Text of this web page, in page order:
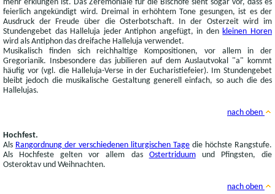
mehr erklungen ist. Das Zeremoniale für die Bischöfe sieht sogar vor, dass es
feierlich angekündigt wird. Dreimal in erhöhtem Tone gesungen, ist es der
Ausdruck der Freude über die Osterbotschaft. In der Osterzeit wird im
Stundengebet das Halleluja jeder Antiphon angefügt, in den kleinen Horen
wird als Antiphon das dreifache Halleluja verwendet.
Musikalisch finden sich reichhaltige Kompositionen, vor allem in der
Gregorianik. Insbesondere das jubilieren auf dem Auslautvokal "a" kommt
häufig vor (vgl. die Halleluja-Verse in der Eucharistiefeier). Im Stundengebet
bleibt jedoch die musikalische Gestaltung generell einfach, so auch die des
Hallelujas.
nach oben
Hochfest.
Als Rangordnung der verschiedenen liturgischen Tage die höchste Rangstufe.
Als Hochfeste gelten vor allem das Ostertriduumund Pfingsten, die
Osteroktav und Weihnachten.
nach oben